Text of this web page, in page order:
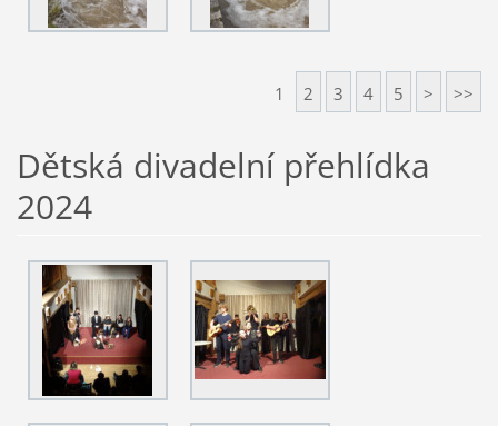
1 2 3 4 5 > >>
Dětská divadelní přehlídka
2024